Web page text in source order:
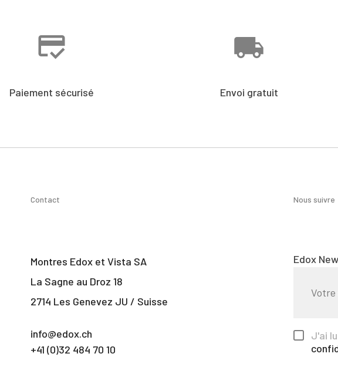
Paiement sécurisé Envoi gratuit
Contact
Montres Edox et Vista SA
La Sagne au Droz 18
2714 Les Genevez JU / Suisse
info@edox.ch
+41 (0)32 484 70 10
Nous suivre
Edox
J'ai